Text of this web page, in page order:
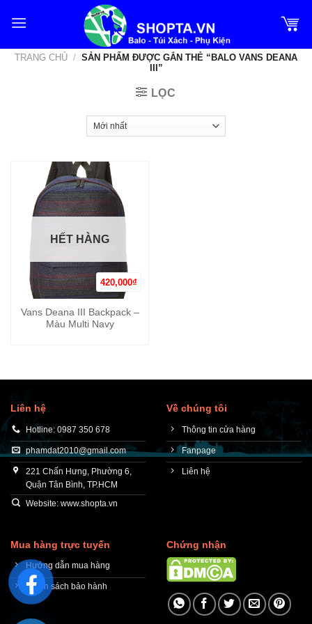
qua
dungTRANG CHỦ / SẢN PHẨM ĐƯỢC GẮN THẺ “BALO VANS DEANA
III”
LỌC
420,000₫
HẾT HÀNG
Vans Deana III Backpack –
Màu Multi Navy
Liên hệ
Hotline: 0987 350 678
phamdat2010@gmail.com
221 Chấn Hưng, Phường 6,
Quận Tân Bình, TP.HCM
Website: www.shopta.vn
Về chúng tôi
Thông tin cửa hàng
Fanpage
Liên hệ
Mua hàng trực tuyến
Hướng dẫn mua hàng
Chính sách bảo hành
Chứng nhận